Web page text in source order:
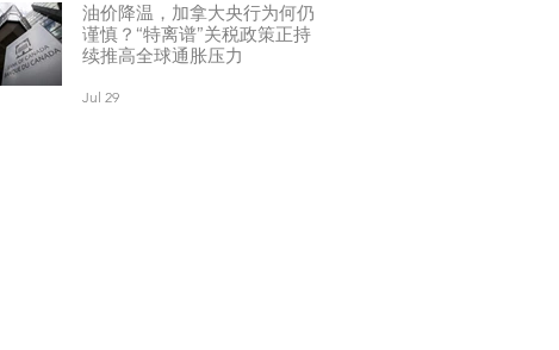
油价降温，加拿大央行为何仍
谨慎？“特离谱”关税政策正持
续推高全球通胀压力
Jul 29